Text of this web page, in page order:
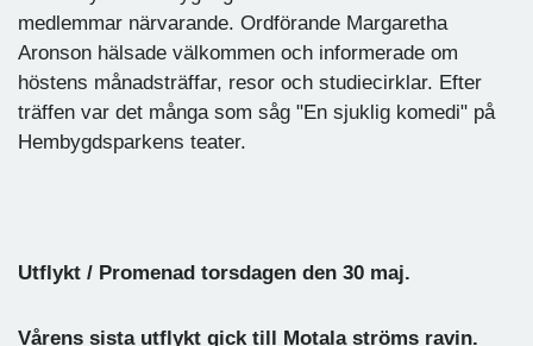
medlemmar närvarande. Ordförande Margaretha
Aronson hälsade välkommen och informerade om
höstens månadsträffar, resor och studiecirklar. Efter
träffen var det många som såg "En sjuklig komedi" på
Hembygdsparkens teater.
Utflykt / Promenad torsdagen den 30 maj.
Vårens sista utflykt gick till Motala ströms ravin.